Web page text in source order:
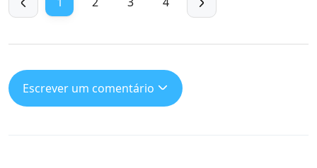
Escrever um comentário